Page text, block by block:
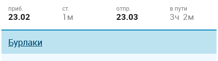
приб.
23.02
ст.
1м
отпр.
23.03
в пути
3ч 2м
Бурлаки